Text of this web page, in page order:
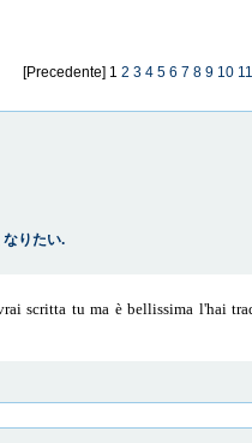
[Precedente] 12 3 4 5 6 7 8 9 10 11
りたい.
scritta tu ma è bellissima l'hai